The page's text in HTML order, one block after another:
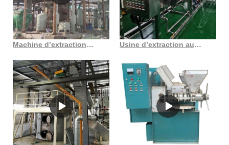
Machine d’extraction d’huile de graines de thé de graines de sésame la plus vendue en usine Usine d’extraction automatique d’huile de son de riz par pression à froid au Gabon